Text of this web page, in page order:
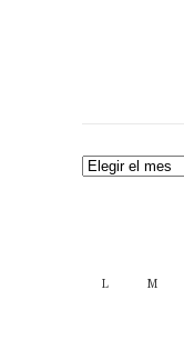
Archivos
L M